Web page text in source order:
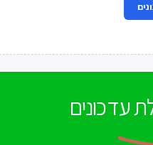
עדכונים